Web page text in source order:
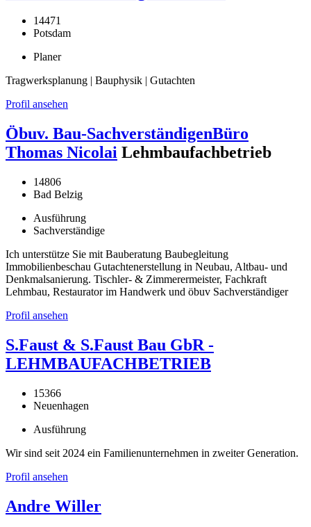
14471
Potsdam
Planer
Tragwerksplanung | Bauphysik | Gutachten
Profil ansehen
Öbuv. Bau-SachverständigenBüro
Thomas Nicolai Lehmbaufachbetrieb
14806
Bad Belzig
Ausführung
Sachverständige
Ich unterstütze Sie mit Bauberatung Baubegleitung
Immobilienbeschau Gutachtenerstellung in Neubau, Altbau- und
Denkmalsanierung. Tischler- & Zimmerermeister, Fachkraft
Lehmbau, Restaurator im Handwerk und öbuv Sachverständiger
Profil ansehen
S.Faust & S.Faust Bau GbR -
LEHMBAUFACHBETRIEB
15366
Neuenhagen
Ausführung
Wir sind seit 2024 ein Familienunternehmen in zweiter Generation.
Profil ansehen
Andre Willer